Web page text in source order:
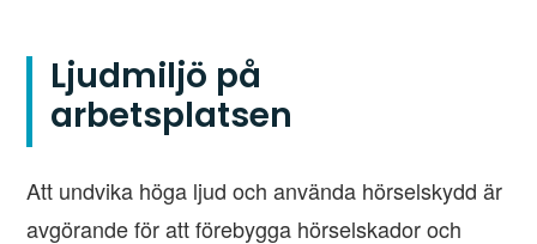
Ljudmiljö på
arbetsplatsen
Att undvika höga ljud och använda hörselskydd är
avgörande för att förebygga hörselskador och